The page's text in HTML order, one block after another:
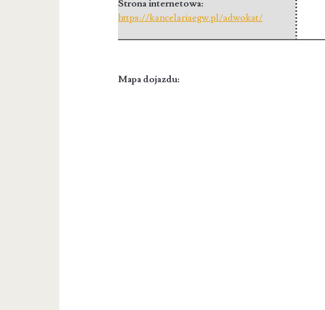
Strona internetowa:
https://kancelariaegw.pl/adwokat/
Mapa dojazdu: